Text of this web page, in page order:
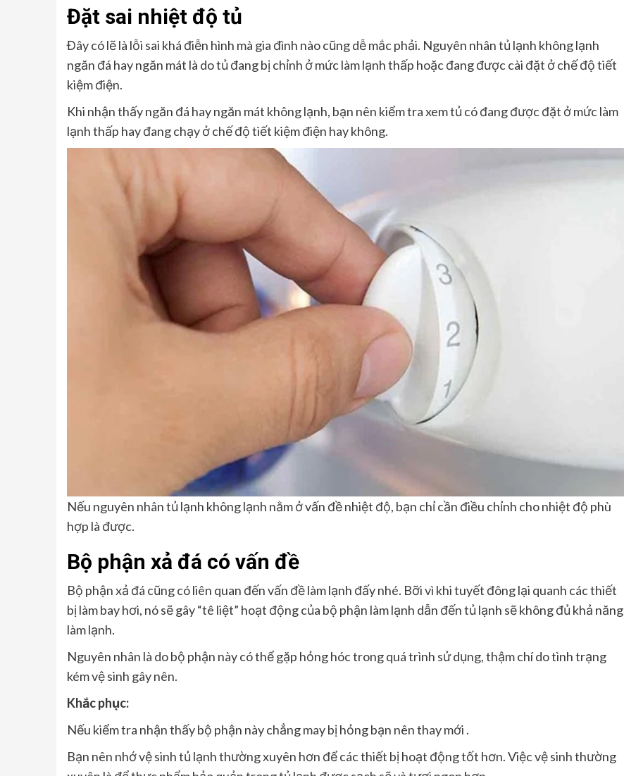
Đặt sai nhiệt độ tủ
Đây có lẽ là lỗi sai khá điễn hình mà gia đình nào cũng dễ mắc phải. Nguyên nhân tủ lạnh không lạnh
ngăn đá hay ngăn mát là do tủ đang bị chỉnh ở mức làm lạnh thấp hoặc đang được cài đặt ở chế độ tiết
kiệm điện.
Khi nhận thấy ngăn đá hay ngăn mát không lạnh, bạn nên kiểm tra xem tủ có đang được đặt ở mức làm
lạnh thấp hay đang chạy ở chế độ tiết kiệm điện hay không.
Nếu nguyên nhân tủ lạnh không lạnh nằm ở vấn đề nhiệt độ, bạn chỉ cần điều chỉnh cho nhiệt độ phù
hợp là được.
Bộ phận xả đá có vấn đề
Bộ phận xả đá cũng có liên quan đến vấn đề làm lạnh đấy nhé. Bỡi vì khi tuyết đông lại quanh các thiết
bị làm bay hơi, nó sẽ gây “tê liệt” hoạt động của bộ phận làm lạnh dẫn đến tủ lạnh sẽ không đủ khả năng
làm lạnh.
Nguyên nhân là do bộ phận này có thể gặp hỏng hóc trong quá trình sử dụng, thậm chí do tình trạng
kém vệ sinh gây nên.
Khắc phục:
Nếu kiểm tra nhận thấy bộ phận này chẳng may bị hỏng bạn nên thay mới .
Bạn nên nhớ vệ sinh tủ lạnh thường xuyên hơn để các thiết bị hoạt động tốt hơn. Việc vệ sinh thường